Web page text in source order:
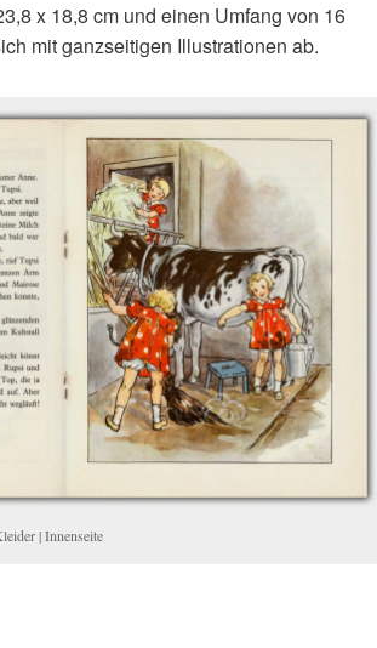
x 18,8 cm und einen Umfang von 16
mit ganzseitigen Illustrationen ab.
| Innenseite